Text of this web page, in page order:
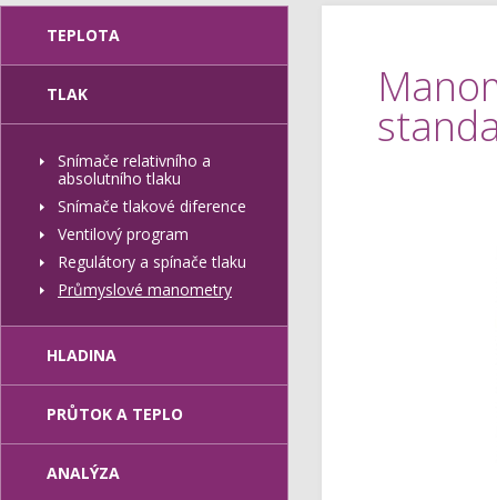
TEPLOTA
TLAK
Snímače relativního a
absolutního tlaku
Snímače tlakové diference
Ventilový program
Regulátory a spínače tlaku
Průmyslové manometry
HLADINA
PRŮTOK A TEPLO
ANALÝZA